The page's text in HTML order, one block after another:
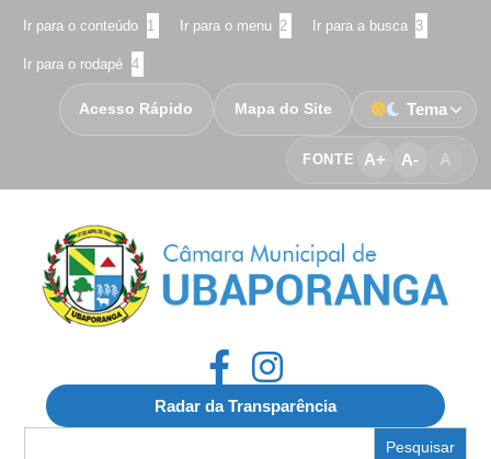
Ir para o conteúdo 1 Ir para o menu 2 Ir para a busca 3
Ir para o rodapé 4
FONTE A+ A- A
Acesso Rápido Mapa do Site Tema
Radar da Transparência